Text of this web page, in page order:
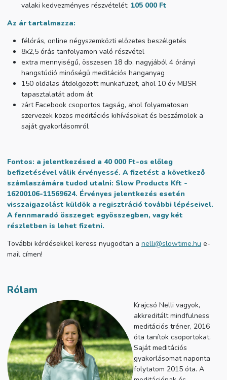
valaki kedvezményes részvételét: 105 000 Ft
Az ár tartalmazza:
félórás, online négyszemközti előzetes beszélgetés
8x2,5 órás tanfolyamon való részvétel
extra mennyiségű, összesen 18 db, nagyjából 4 órányi
hangstúdió minőségű meditációs hanganyag
150 oldalas átdolgozott munkafüzet, ahol 10 év MBSR
tapasztalatát adom át
zárt Facebook csoportos tagság, ahol folyamatosan
szervezek közös meditációs kihívásokat és beszámolok a
saját gyakorlásomról
Fontos: a jelentkezésed a 40 000 Ft-os előleg
befizetésével válik érvényessé. A fizetést a következő
számlaszámára tudod utalni: Slow Products Kft -
16200106-11569624. Érvényes jelentkezés esetén
visszaigazolást küldök a regisztráció további lépéseivel.
A fennmaradó összeget egyösszegben, vagy két
részletben is lehet fizetni.
További kérdésekkel keress nyugodtan a nelli@slowtime.hu e-
mail címen!
Rólam
Krajcsó Nelli vagyok,
akkreditált mindfulness
meditációs tréner, 2016
óta tanítok csoportokat.
Saját meditációs
gyakorlásomat naponta
folytatom 2015 óta. A